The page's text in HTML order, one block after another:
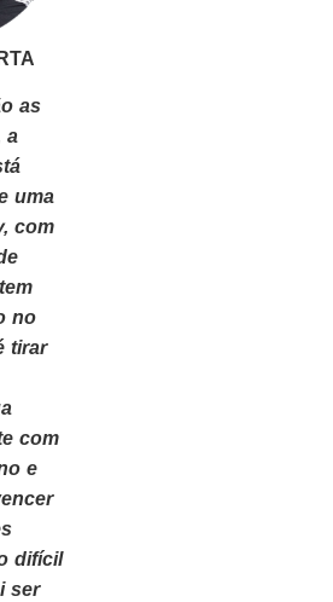
as
a
uma
com
no
tirar
com
e
difícil
ser